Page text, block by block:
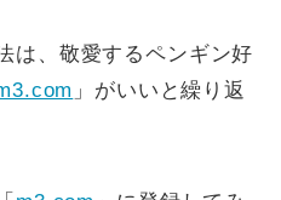
は、敬愛するペンギン好
」がいいと繰り返